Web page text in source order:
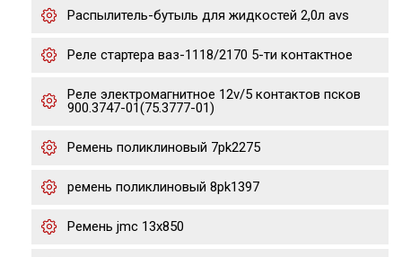
Распылитель-бутыль для жидкостей 2,0л avs
Реле стартера ваз-1118/2170 5-ти контактное
Реле электромагнитное 12v/5 контактов псков
900.3747-01(75.3777-01)
Ремень поликлиновый 7pk2275
ремень поликлиновый 8pk1397
Ремень jmc 13х850